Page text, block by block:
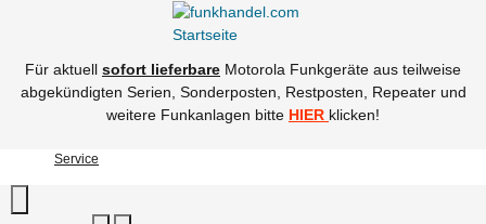
Für aktuell sofort lieferbare Motorola Funkgeräte aus teilweise
abgekündigten Serien, Sonderposten, Restposten, Repeater und
weitere Funkanlagen bitte HIER klicken!
Service